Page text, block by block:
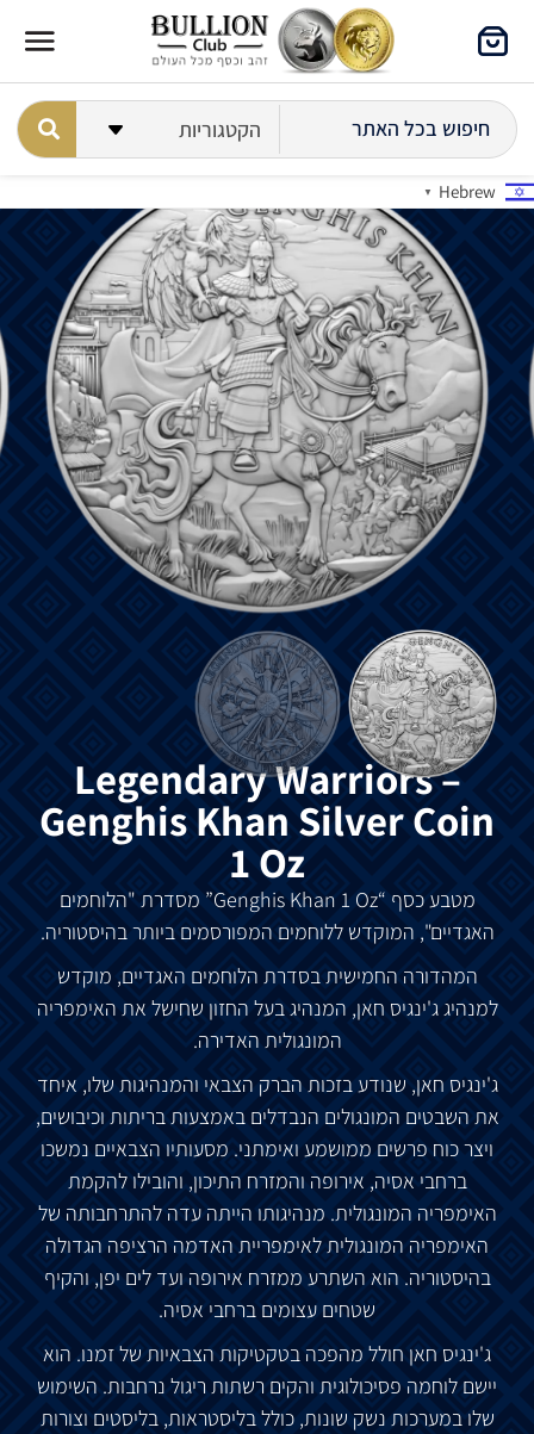
Hebrew
▼
Legendary Warriors –
Genghis Khan Silver Coin
1 Oz
מטבעכסף “Genghis Khan 1 Oz” מסדרת "הלוחמים
האגדיים", המוקדש ללוחמים המפורסמים ביותרבהיסטוריה.
המהדורה החמישיתבסדרת הלוחמים האגדיים, מוקדש
למנהיגג'ינגיס חאן, המנהיגבעל החזון שחישל את האימפריה
המונגולית האדירה.
ג'ינגיס חאן, שנודעבזכות הברק הצבאי והמנהיגות שלו, איחד
את השבטים המונגולים הנבדלים באמצעותבריתות וכיבושים,
ויצרכוח פרשים ממושמע ואימתני. מסעותיו הצבאיים נמשכו
ברחבי אסיה, אירופה והמזרח התיכון, והובילו להקמת
האימפריה המונגולית. מנהיגותו הייתה עדהלהתרחבותה של
האימפריה המונגוליתלאימפריית האדמה הרציפה הגדולה
בהיסטוריה. הוא השתרע ממזרח אירופה ועד לים יפן, והקיף
שטחים עצומים ברחבי אסיה.
ג'ינגיס חאן חולל מהפכה בטקטיקות הצבאיות שלזמנו. הוא
יישם לוחמה פסיכולוגית והקים רשתותריגול נרחבות. השימוש
שלו במערכות נשק שונות,כוללבליסטראות,בליסטים וצורות